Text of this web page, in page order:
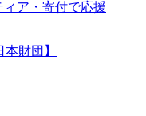
ィア・寄付で応援